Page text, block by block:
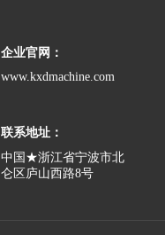
企业官网：
www.kxdmachine.com
联系地址：
中国★浙江省宁波市北
仑区庐山西路8号